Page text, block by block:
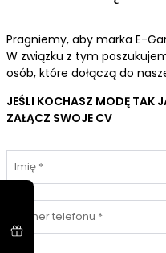
Pragniemy, aby marka E-
W związku z tym
osób, które dołączą do
JEŚLI KOCHASZ MODĘ TAK
ZAŁĄCZ SWOJE CV
Imię *
Numer telefonu *